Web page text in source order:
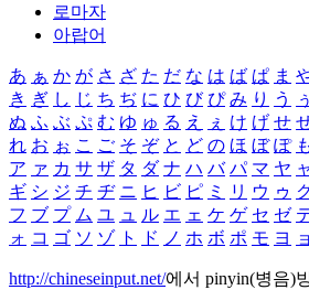
로마자
아랍어
あ ぁ か が さ ざ た だ な は ば ぱ ま
き ぎ し じ ち ぢ に ひ び ぴ み り う ぅ
ぬ ふ ぶ ぷ む ゆ ゅ る え ぇ け げ せ
れ お ぉ こ ご そ ぞ と ど の ほ ぼ ぽ
ア ァ カ サ ザ タ ダ ナ ハ バ パ マ ヤ
ギ シ ジ チ ヂ ニ ヒ ビ ピ ミ リ ウ ゥ
フ ブ プ ム ユ ュ ル エ ェ ケ ゲ セ ゼ
ォ コ ゴ ソ ゾ ト ド ノ ホ ボ ポ モ ヨ ョ
http://chineseinput.net/에서 pinyin(병음)